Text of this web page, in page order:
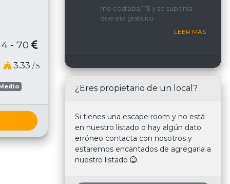
- 70
3.33 / 5
interacción constante con
nosotros.
me costaba 11$ y se suponía
que era gratuito
LEER MÁS
¿Eres propietario de un local?
Si tienes una escape room y no está
en nuestro listado o hay algún dato
erróneo contacta con nosotros y
estaremos encantados de agregarla a
nuestro listado
.